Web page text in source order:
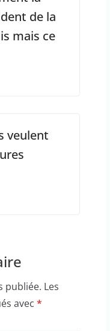
de la
mais ce
veulent
publiée. Les
avec *